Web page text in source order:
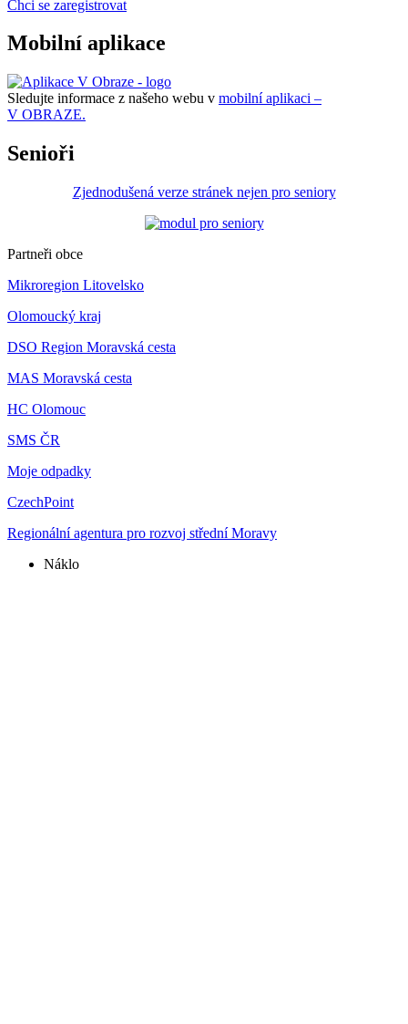
Chci se zaregistrovat
Mobilní aplikace
Sledujte informace z našeho webu v mobilní aplikaci –
V OBRAZE.
Senioři
Zjednodušená verze stránek nejen pro seniory
Partneři obce
Mikroregion Litovelsko
Olomoucký kraj
DSO Region Moravská cesta
MAS Moravská cesta
HC Olomouc
SMS ČR
Moje odpadky
CzechPoint
Regionální agentura pro rozvoj střední Moravy
Náklo